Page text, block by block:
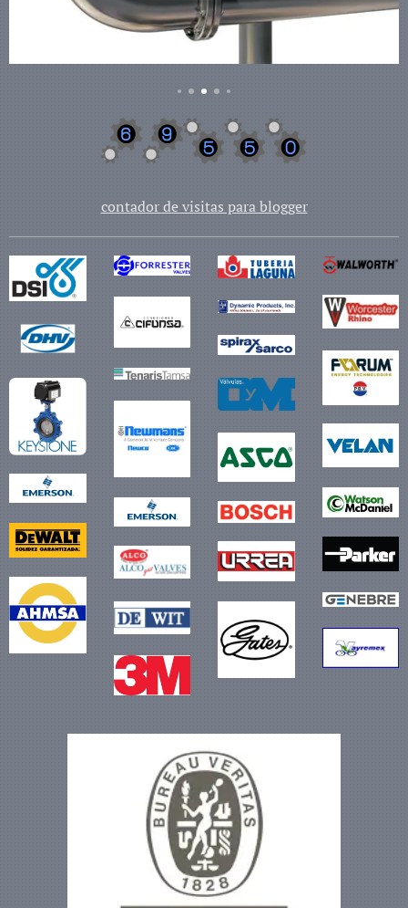
contador de visitas para blogger